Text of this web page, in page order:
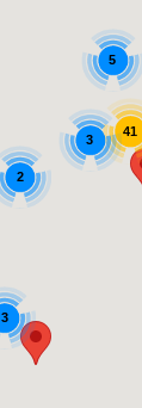
41
5
2
3
3